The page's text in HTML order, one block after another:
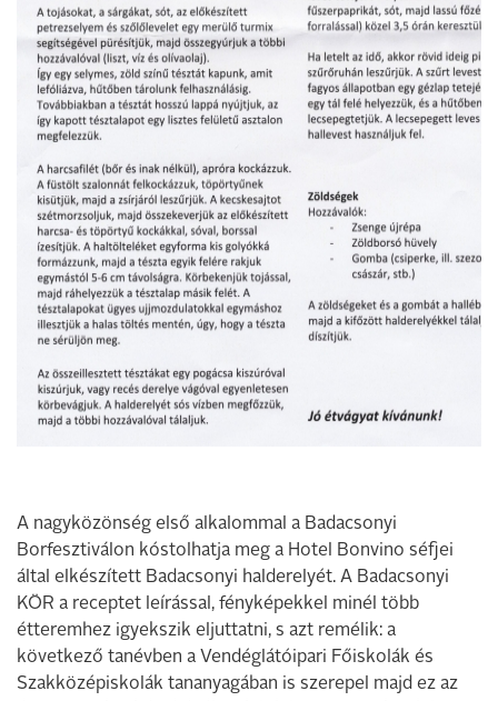
A nagyközönség első alkalommal a Badacsonyi
Borfesztiválon kóstolhatja meg a Hotel Bonvino séfjei
által elkészített Badacsonyi halderelyét. A Badacsonyi
KÖR a receptet leírással, fényképekkel minél több
étteremhez igyekszik eljuttatni, s azt remélik: a
következő tanévben a Vendéglátóipari Főiskolák és
Szakközépiskolák tananyagában is szerepel majd ez az